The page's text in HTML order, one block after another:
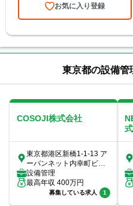
お気に入り登録
東京都の設備管
COSOJI株式会社
東京都港区新橋1-1-13 ア
ーバンネット内幸町ビル3
階
設備管理
最高年収 400万円
募集している求人 1